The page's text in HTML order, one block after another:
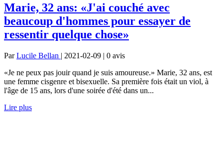
Marie, 32 ans: «J'ai couché avec
beaucoup d'hommes pour essayer de
ressentir quelque chose»
ParLucile Bellan | 2021-02-09 | 0 avis
«Je ne peux pas jouir quand je suis amoureuse.» Marie, 32 ans, est
une femme cisgenre et bisexuelle. Sa première fois était un viol, à
l'âge de 15 ans, lors d'une soirée d'été dans un...
Lire plus